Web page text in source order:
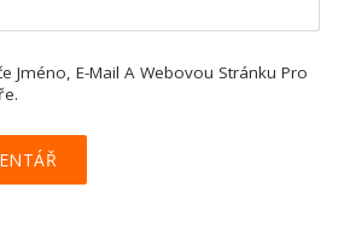
Jméno, E-Mail A Webovou Stránku Pro